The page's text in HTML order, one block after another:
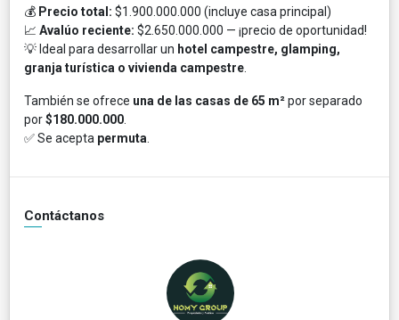
💰 Precio total: $1.900.000.000 (incluye casa principal)
📈 Avalúo reciente: $2.650.000.000 — ¡precio de oportunidad!
💡 Ideal para desarrollar un hotel campestre, glamping,
granja turística o vivienda campestre
También se ofrece una de las casas de 65 m²por separado
por$180.000.000
✅ Se acepta permuta
Contáctanos